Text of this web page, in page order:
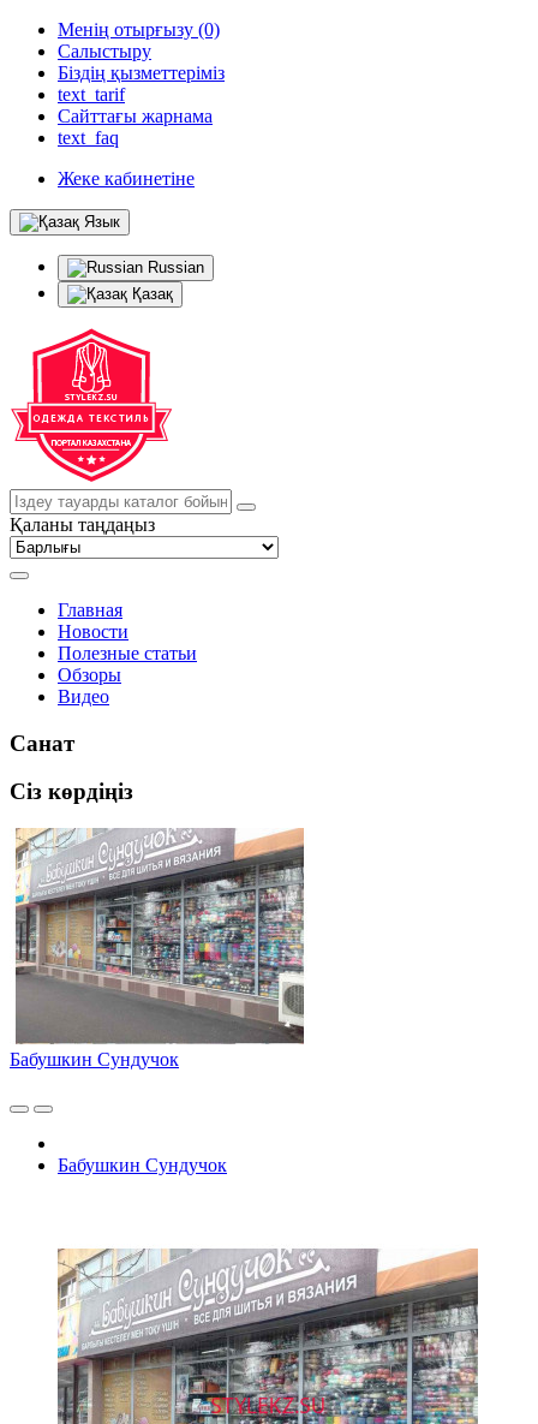
Менің отырғызу (0)
Салыстыру
Біздің қызметтеріміз
text_tarif
Сайттағы жарнама
text_faq
Жеке кабинетіне
Язык
Russian
Қазақ
Қаланы таңдаңыз
Главная
Новости
Полезные статьи
Обзоры
Видео
Санат
Сіз көрдіңіз
Бабушкин Сундучок
Бабушкин Сундучок